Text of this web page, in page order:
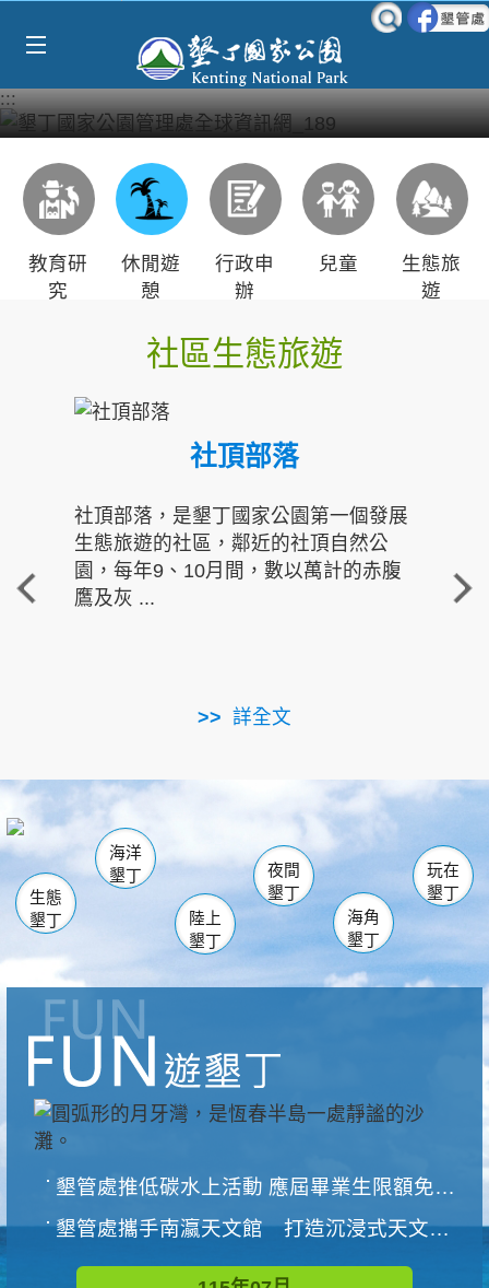
:::
教育研
究
休閒遊
憩
行政申
辦
兒童
生態旅
遊
社區生態旅遊
社頂部落
社頂部落，是墾丁國家公園第一個發展
生態旅遊的社區，鄰近的社頂自然公
園，每年9、10月間，數以萬計的赤腹
鷹及灰 ...
詳全文
重
走進
南仁湖
海生館
恆春 佳樂水
龍鑾潭自然中心 森林遊樂區
瓊麻館
關山 墾管處遊客中心
社頂公園 風吹沙
船帆石
白砂 龍磐公園
香蕉灣
砂島
鵝鑾鼻
生態
墾丁
海洋
墾丁
陸上
墾丁
夜間
墾丁
海角
墾丁
玩在
墾丁
墾管處推低碳水上活動 應屆畢業生限額免費參加
墾管處攜手南瀛天文館 打造沉浸式天文探索營隊